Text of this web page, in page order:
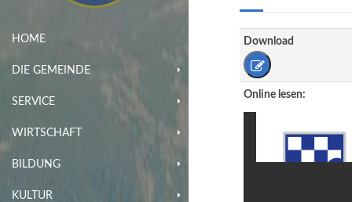
HOME
DIE GEMEINDE
SERVICE
WIRTSCHAFT
BILDUNG
KULTUR
Download
Online lesen: